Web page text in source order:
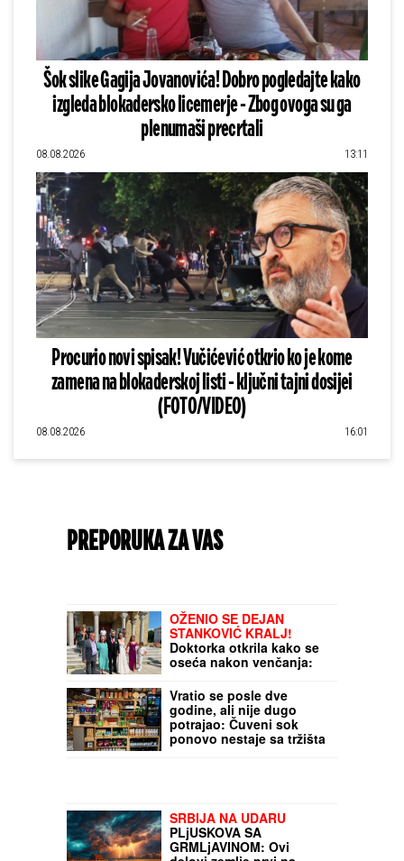
Šok slike Gagija Jovanovića! Dobro pogledajte kako
izgleda blokadersko licemerje - Zbog ovoga su ga
plenumaši precrtali
08.08.2026 13:11
Procurio novi spisak! Vučićević otkrio ko je kome
zamena na blokaderskoj listi - ključni tajni dosijei
(FOTO/VIDEO)
08.08.2026 16:01
PREPORUKA ZA VAS
OŽENIO SE DEJAN
STANKOVIĆ KRALJ!
Doktorka otkrila kako se